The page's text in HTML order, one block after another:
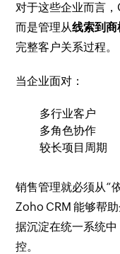
对于这些企业而言，
而是管理从线索到
完整客户关系过程。
当企业面对：
多行业客户
多角色协作
较长项目周期
销售管理就必须从“
Zoho CRM 能够帮
据沉淀在统一系统
控。